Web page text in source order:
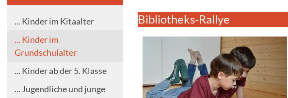
... Kinder im Kitaalter
... Kinder im
Grundschulalter
... Kinder ab der 5. Klasse
... Jugendliche und junge
Bibliotheks-Rallye